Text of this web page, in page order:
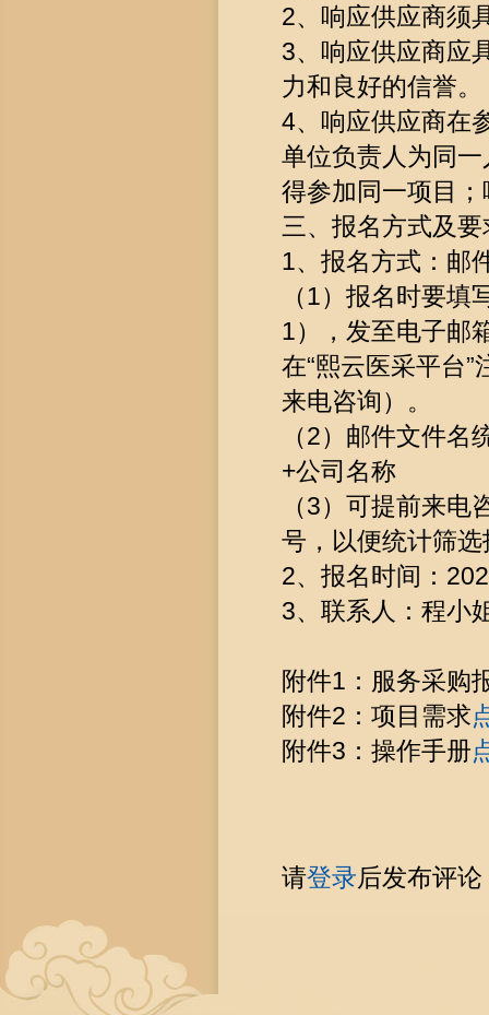
2、响应供应商须
3、响应供应商应
力和良好的信誉。
4、响应供应商在
单位负责人为同
得参加同一项目
三、报名方式及要
1、报名方式：邮
（1）报名时要填
1），发至电子邮
在“熙云医采平台
来电咨询）。
（2）邮件文件
+公司名称
（3）可提前来
号，以便统计筛
2、报名时间：
3、联系人：程小
附件1：服务采购
附件2：项目需求
附件3：操作手册
请登录后发布评论